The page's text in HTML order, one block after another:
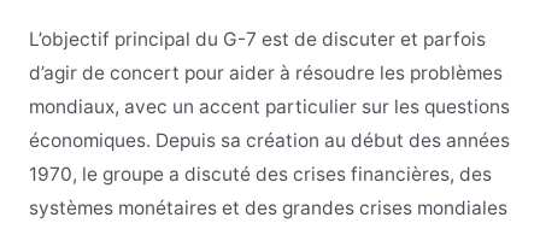
L’objectif principal du G-7 est de discuter et parfois
d’agir de concert pour aider à résoudre les problèmes
mondiaux, avec un accent particulier sur les questions
économiques. Depuis sa création au début des années
1970, le groupe a discuté des crises financières, des
systèmes monétaires et des grandes crises mondiales